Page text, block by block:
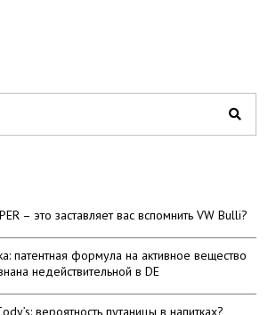
– это заставляет вас вспомнить VW Bulli?
патентная формула на активное вещество
недействительной в DE
вероятность путаницы в напитках?